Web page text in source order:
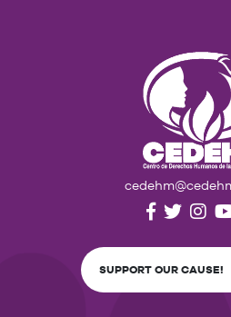
SUPPORT OUR CAUSE!